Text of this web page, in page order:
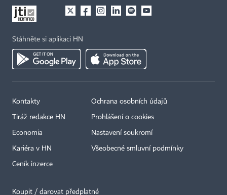
Stáhněte si aplikaci HN
Kontakty
Tiráž redakce HN
Economia
Kariéra v HN
Ceník inzerce
Ochrana osobních údajů
Prohlášení o cookies
Nastavení soukromí
Všeobecné smluvní podmínky
Koupit / darovat předplatné